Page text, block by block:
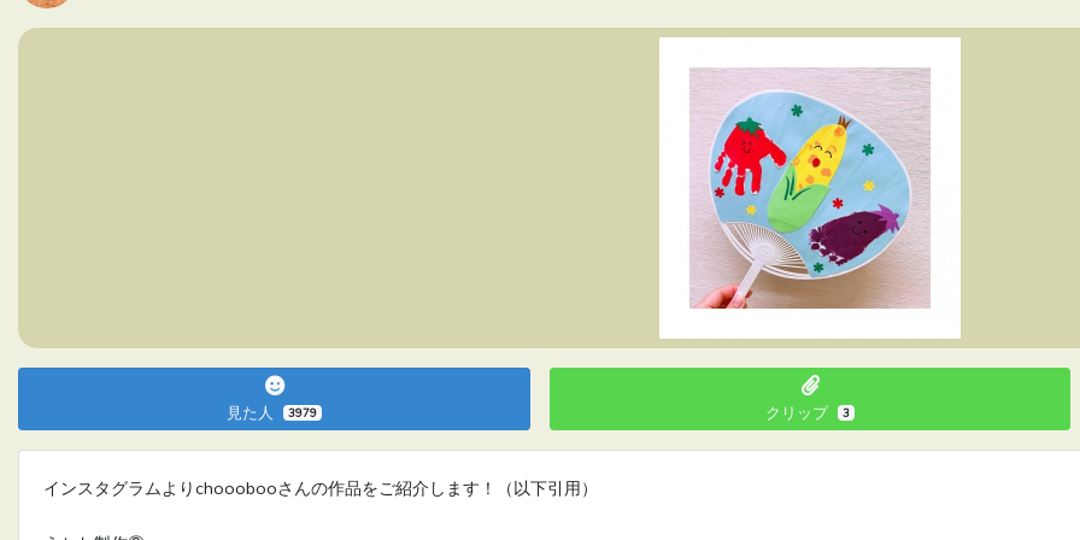
見た人 3979 クリップ 3
インスタグラムよりchooobooさんの作品をご紹介します！（以下引用）